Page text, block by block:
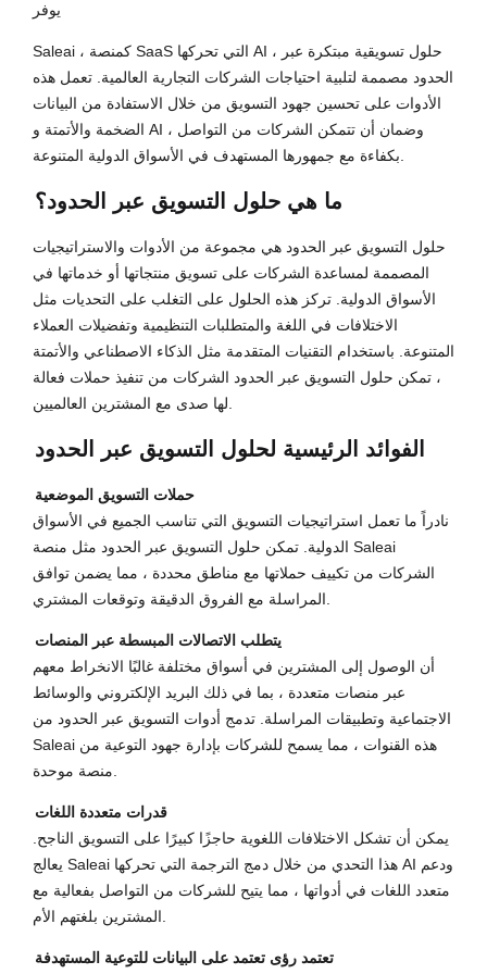
يوفر
Saleai ، كمنصة SaaS التي تحركها AI ، حلول تسويقية مبتكرة عبر
الحدود مصممة لتلبية احتياجات الشركات التجارية العالمية. تعمل هذه
الأدوات على تحسين جهود التسويق من خلال الاستفادة من البيانات
الضخمة والأتمتة و AI ، وضمان أن تتمكن الشركات من التواصل
بكفاءة مع جمهورها المستهدف في الأسواق الدولية المتنوعة.
ما هي حلول التسويق عبر الحدود؟
حلول التسويق عبر الحدود هي مجموعة من الأدوات والاستراتيجيات
المصممة لمساعدة الشركات على تسويق منتجاتها أو خدماتها في
الأسواق الدولية. تركز هذه الحلول على التغلب على التحديات مثل
الاختلافات في اللغة والمتطلبات التنظيمية وتفضيلات العملاء
المتنوعة. باستخدام التقنيات المتقدمة مثل الذكاء الاصطناعي والأتمتة
، تمكن حلول التسويق عبر الحدود الشركات من تنفيذ حملات فعالة
لها صدى مع المشترين العالميين.
الفوائد الرئيسية لحلول التسويق عبر الحدود
حملات التسويق الموضعية
نادراً ما تعمل استراتيجيات التسويق التي تناسب الجميع في الأسواق
الدولية. تمكن حلول التسويق عبر الحدود مثل منصة Saleai
الشركات من تكييف حملاتها مع مناطق محددة ، مما يضمن توافق
المراسلة مع الفروق الدقيقة وتوقعات المشتري.
يتطلب الاتصالات المبسطة عبر المنصات
أن الوصول إلى المشترين في أسواق مختلفة غالبًا الانخراط معهم
عبر منصات متعددة ، بما في ذلك البريد الإلكتروني والوسائط
الاجتماعية وتطبيقات المراسلة. تدمج أدوات التسويق عبر الحدود من
Saleai هذه القنوات ، مما يسمح للشركات بإدارة جهود التوعية من
منصة موحدة.
قدرات متعددة اللغات
يمكن أن تشكل الاختلافات اللغوية حاجزًا كبيرًا على التسويق الناجح.
يعالج Saleai هذا التحدي من خلال دمج الترجمة التي تحركها AI ودعم
متعدد اللغات في أدواتها ، مما يتيح للشركات من التواصل بفعالية مع
المشترين بلغتهم الأم.
تعتمد رؤى تعتمد على البيانات للتوعية المستهدفة